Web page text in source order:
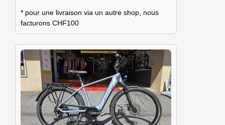
* pour une livraison via un autre shop, nous
facturons CHF100